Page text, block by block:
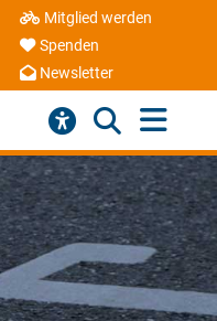
Mitglied werden
Spenden
Newsletter